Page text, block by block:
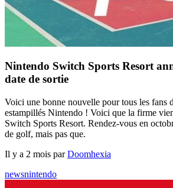
Nintendo Switch Sports Resort
date de sortie
Voici une bonne nouvelle pour tous les fans
estampillés Nintendo ! Voici que la firme
Switch Sports Resort. Rendez-vous en
de golf, mais pas que.
Il y a 2 mois parDoomhexia
newsnintendo